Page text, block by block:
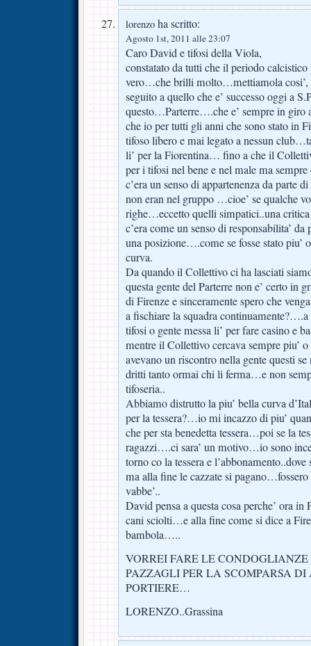
lorenzo ha scritto:
Agosto 1st, 2011 alle 23:07
Caro David e tifosi della Viola,
constatato da tutti che il periodo
vero…che brilli molto…mettiamola cosi’,
seguito a quello che e’ successo oggi a
questo…Parterre….che e’ sempre in giro
che io per tutti gli anni che sono stato in
tifoso libero e mai legato a nessun
li’ per la Fiorentina… fino a che il
per i tifosi nel bene e nel male ma
c’era un senso di appartenenza da parte
non eran nel gruppo …cioe’ se qualche
righe…eccetto quelli simpatici..una critica
c’era come un senso di responsabilita’
una posizione….come se fosse stato piu’
curva.
Da quando il Collettivo ci ha lasciati
questa gente del Parterre non e’ certo in
di Firenze e sinceramente spero che
a fischiare la squadra
tifosi o gente messa li’ per fare casino e
mentre il Collettivo cercava sempre piu’
avevano un riscontro nella gente questi
dritti tanto ormai chi li ferma…e non
tifoseria..
Abbiamo distrutto la piu’ bella curva
per la tessera?…io mi incazzo di piu’
che per sta benedetta tessera…poi se la
ragazzi….ci sara’ un motivo…io sono
torno co la tessera e
ma alla fine le cazzate si
vabbe’..
David pensa a questa cosa perche’ ora in
cani sciolti…e alla fine come si dice a
bambola…..
VORREI FARE LE
PAZZAGLI PER LA SCOMPARSA
PORTIERE…
LORENZO..Grassina